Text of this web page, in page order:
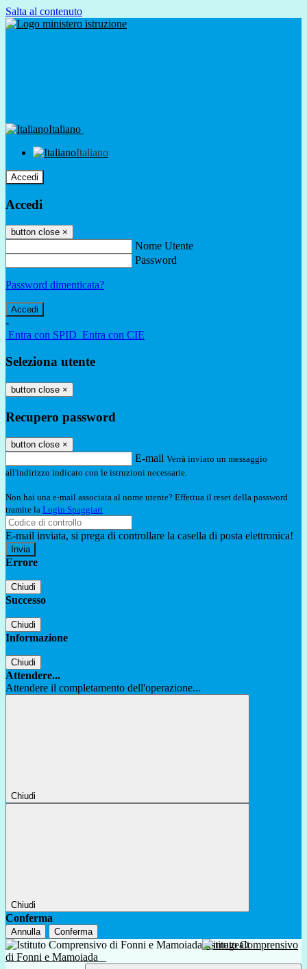
Salta al contenuto
Italiano
Italiano
Accedi
Accedi
button close ×
Nome Utente
Password
Password dimenticata?
-
Entra con SPID Entra con CIE
Seleziona utente
button close ×
Recupero password
button close ×
E-mail Verrà inviato un messaggio
all'indirizzo indicato con le istruzioni necessarie.
Non hai una e-mail associata al nome utente? Effettua il reset della password
tramite la Login Spaggiari
E-mail inviata, si prega di controllare la casella di posta elettronica!
Errore
Chiudi
Successo
Chiudi
Informazione
Chiudi
Attendere...
Attendere il completamento dell'operazione...
Chiudi
Chiudi
Conferma
Annulla Conferma
Istituto Comprensivo
di Fonni e Mamoiada